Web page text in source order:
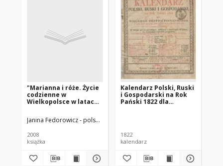
"Marianna i róże. Życie
codzienne w
Wielkopolsce w latach
rodzinnej"
Janina Fedorowicz - polska pisarka
2008
książka
Kalendarz Polski, Ruski
i Gospodarski na Rok
Pański 1822 dla
dni 365
1822
kalendarz